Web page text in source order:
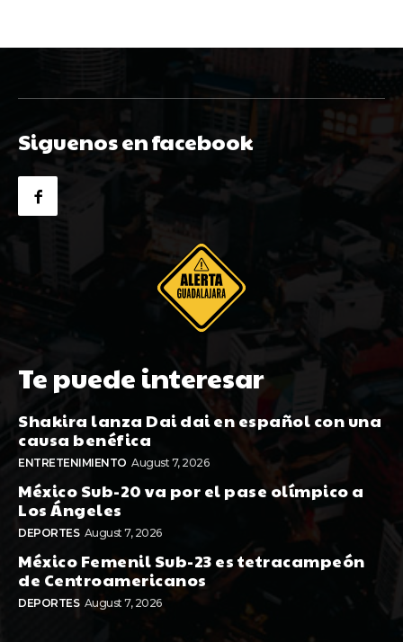
Siguenos en facebook
Te puede interesar
Shakira lanza Dai dai en español con una
causa benéfica
ENTRETENIMIENTO August 7, 2026
México Sub-20 va por el pase olímpico a
Los Ángeles
DEPORTES August 7, 2026
México Femenil Sub-23 es tetracampeón
de Centroamericanos
DEPORTES August 7, 2026